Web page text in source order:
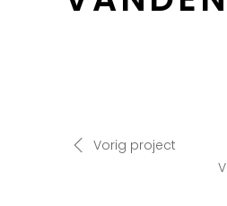
Vorig project